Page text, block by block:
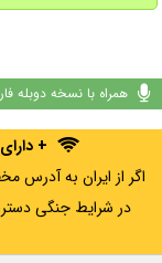
همراه با نسخه دوبله
+
در شرایط جنگی